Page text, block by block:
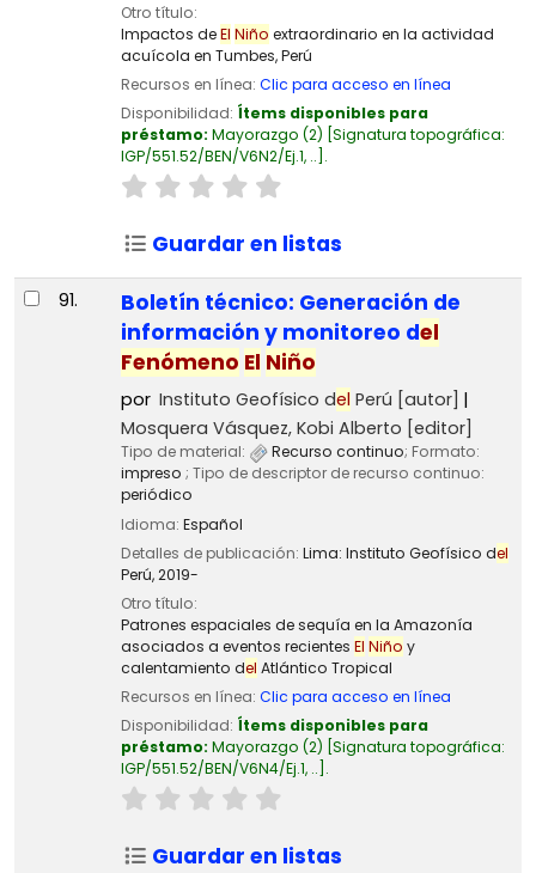
Otro título:
Impactos deEl Niño extraordinario en la actividad
acuícola en Tumbes, Perú
Recursos en línea: Clic para acceso en línea
Disponibilidad: Ítems disponibles para
préstamo: Mayorazgo (2) Signatura topográfica:
IGP/551.52/BEN/V6N2/Ej.1, .. .
Guardar en listas
91.
Boletín técnico: Generación de
información y monitoreo del
Fenómeno El Niño
por Instituto Geofísico del Perú [autor]
Mosquera Vásquez, Kobi Alberto [editor]
Tipo de material: Recurso continuo; Formato:
impreso ; Tipo de descriptor de recurso continuo:
periódico
Idioma: Español
Detalles de publicación: Lima: Instituto Geofísico del
Perú,2019-
Otro título:
Patrones espaciales de sequía en la Amazonía
asociados a eventos recientes El Niño y
calentamiento del Atlántico Tropical
Recursos en línea: Clic para acceso en línea
Disponibilidad: Ítems disponibles para
préstamo: Mayorazgo (2) Signatura topográfica:
IGP/551.52/BEN/V6N4/Ej.1, .. .
Guardar en listas